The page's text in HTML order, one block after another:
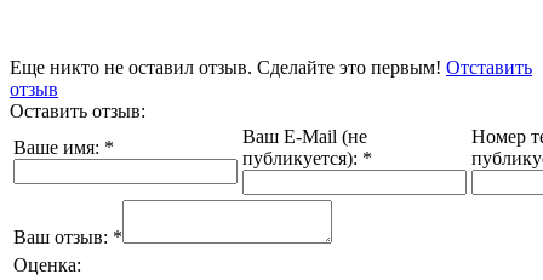
Еще никто не оставил отзыв. Сделайте это первым! Отставить
отзыв
Оставить отзыв:
Ваше имя: *
Ваш E-Mail (не
публикуется): *
Номер
Ваш отзыв: *
Оценка: